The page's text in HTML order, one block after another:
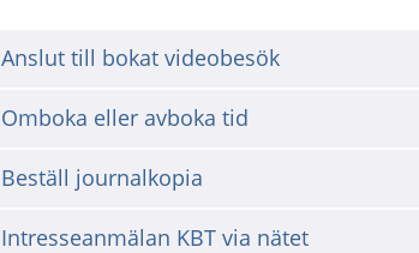
Anslut till bokat videobesök
Omboka eller avboka tid
Beställ journalkopia
Intresseanmälan KBT via nätet